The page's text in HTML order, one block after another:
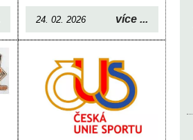
24. 02. 2026 více ...